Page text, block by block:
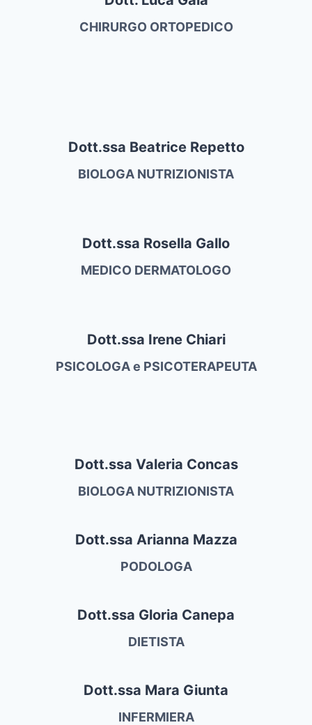
CHIRURGO ORTOPEDICO
Dott.ssa Beatrice Repetto
BIOLOGA NUTRIZIONISTA
Dott.ssa Rosella Gallo
MEDICO DERMATOLOGO
Dott.ssa Irene Chiari
PSICOLOGA e PSICOTERAPEUTA
Dott.ssa Valeria Concas
BIOLOGA NUTRIZIONISTA
Dott.ssa Arianna Mazza
PODOLOGA
Dott.ssa Gloria Canepa
DIETISTA
Dott.ssa Mara Giunta
INFERMIERA